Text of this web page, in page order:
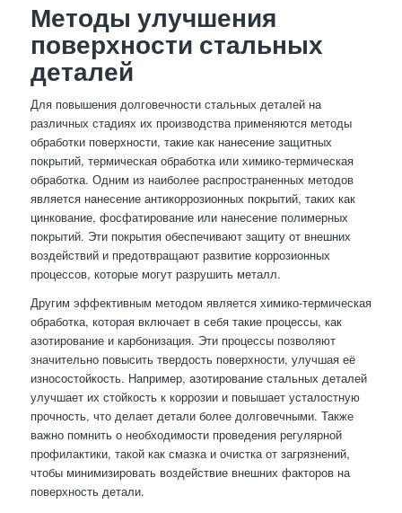
Методы улучшения
поверхности стальных
деталей
Для повышения долговечности стальных деталей на
различных стадиях их производства применяются методы
обработки поверхности, такие как нанесение защитных
покрытий, термическая обработка или химико-термическая
обработка. Одним из наиболее распространенных методов
является нанесение антикоррозионных покрытий, таких как
цинкование, фосфатирование или нанесение полимерных
покрытий. Эти покрытия обеспечивают защиту от внешних
воздействий и предотвращают развитие коррозионных
процессов, которые могут разрушить металл.
Другим эффективным методом является химико-термическая
обработка, которая включает в себя такие процессы, как
азотирование и карбонизация. Эти процессы позволяют
значительно повысить твердость поверхности, улучшая её
износостойкость. Например, азотирование стальных деталей
улучшает их стойкость к коррозии и повышает усталостную
прочность, что делает детали более долговечными. Также
важно помнить о необходимости проведения регулярной
профилактики, такой как смазка и очистка от загрязнений,
чтобы минимизировать воздействие внешних факторов на
поверхность детали.